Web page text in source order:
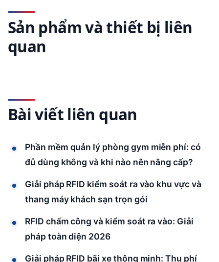
Sản phẩm và thiết bị liên
quan
Bài viết liên quan
Phần mềm quản lý phòng gym miễn phí: có
đủ dùng không và khi nào nên nâng cấp?
Giải pháp RFID kiểm soát ra vào khu vực và
thang máy khách sạn trọn gói
RFID chấm công và kiểm soát ra vào: Giải
pháp toàn diện 2026
Giải pháp RFID bãi xe thông minh: Thu phí